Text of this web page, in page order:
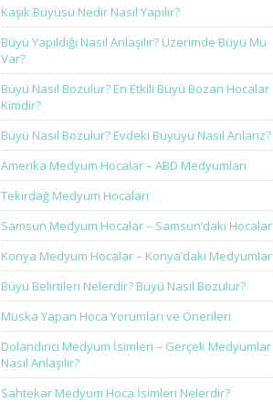
Kaşık Büyüsü Nedir Nasıl Yapılır?
Büyü Yapıldığı Nasıl Anlaşılır? Üzerimde Büyü Mü
Var?
Büyü Nasıl Bozulur? En Etkili Büyü Bozan Hocalar
Kimdir?
Büyü Nasıl Bozulur? Evdeki Büyüyü Nasıl Anlarız?
Amerika Medyum Hocalar – ABD Medyumları
Tekirdağ Medyum Hocaları
Samsun Medyum Hocalar – Samsun’daki Hocalar
Konya Medyum Hocalar – Konya’daki Medyumlar
Büyü Belirtileri Nelerdir? Büyü Nasıl Bozulur?
Muska Yapan Hoca Yorumları ve Önerileri
Dolandırıcı Medyum İsimleri – Gerçek Medyumlar
Nasıl Anlaşılır?
Sahtekar Medyum Hoca İsimleri Nelerdir?